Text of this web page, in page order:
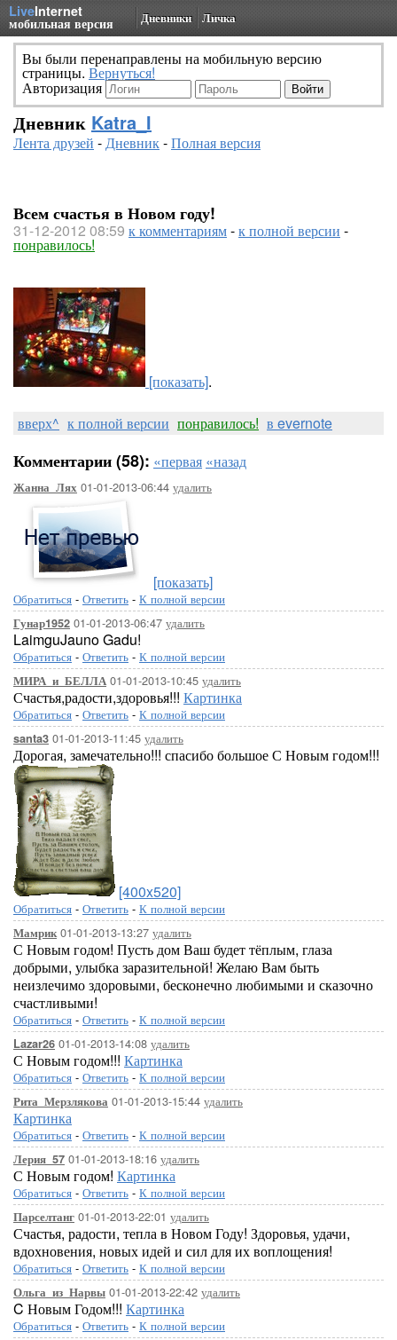
LiveInternet
мобильная версия Дневники Личка
Вы были перенаправлены на мобильную версию
страницы. Вернуться!
Авторизация
Дневник Katra_I
Лента друзей -Дневник-Полная версия
Всем счастья в Новом году!
31-12-2012 08:59 к комментариям-к полной версии -
понравилось!
[показать].
вверх^ к полной версии понравилось! в evernote
Комментарии (58): «первая «назад
Жанна_Лях 01-01-2013-06:44 удалить
[показать]
Обратиться - Ответить - К полной версии
Гунар1952 01-01-2013-06:47 удалить
LaimguJauno Gadu!
Обратиться - Ответить - К полной версии
МИРА_и_БЕЛЛА 01-01-2013-10:45 удалить
Счастья,радости,здоровья!!! Картинка
Обратиться - Ответить - К полной версии
santa3 01-01-2013-11:45 удалить
Дорогая, замечательно!!! спасибо большое С Новым годом!!!
[400x520]
Обратиться - Ответить - К полной версии
Мамрик01-01-2013-13:27 удалить
С Новым годом! Пусть дом Ваш будет тёплым, глаза
добрыми, улыбка заразительной! Желаю Вам быть
неизлечимо здоровыми, бесконечно любимыми и сказочно
счастливыми!
Обратиться - Ответить - К полной версии
Lazar26 01-01-2013-14:08 удалить
С Новым годом!!! Картинка
Обратиться - Ответить - К полной версии
Рита_Мерзлякова 01-01-2013-15:44 удалить
Картинка
Обратиться - Ответить - К полной версии
Лерия_57 01-01-2013-18:16 удалить
С Новым годом! Картинка
Обратиться - Ответить - К полной версии
Парселтанг 01-01-2013-22:01 удалить
Счастья, радости, тепла в Новом Году! Здоровья, удачи,
вдохновения, новых идей и сил для их воплощения!
Обратиться - Ответить - К полной версии
Ольга_из_Нарвы 01-01-2013-22:42 удалить
C Новым Годом!!! Картинка
Обратиться - Ответить - К полной версии